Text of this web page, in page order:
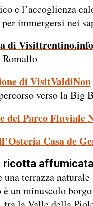
e l’accoglienza
per immergersi nei
di Visittrentino.info
Romallo
di VisitValdiNon
verso la Big
del Parco Fluviale
Casa de
ricotta
terrazza
è un minuscolo